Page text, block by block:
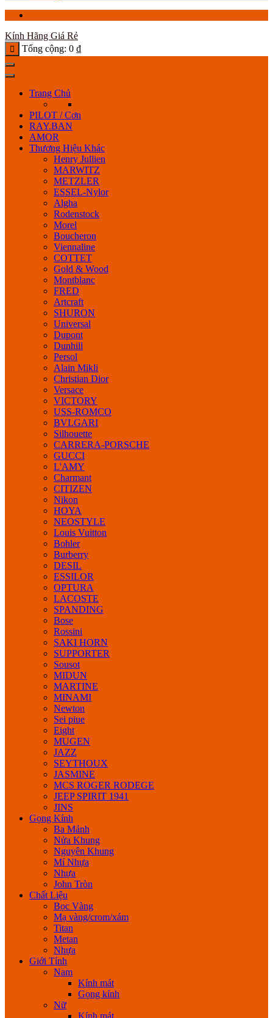
Kính Hãng Giá Rẻ
Tổng cộng: 0 ₫
Trang Chủ
PILOT / Cơn
RAY.BAN
AMOR
Thương Hiệu Khác
Henry Jullien
MARWITZ
METZLER
ESSEL-Nylor
Algha
Rodenstock
Morel
Boucheron
Viennaline
COTTET
Gold & Wood
Montblanc
FRED
Artcraft
SHURON
Universal
Dupont
Dunhill
Persol
Alain Mikli
Christian Dior
Versace
VICTORY
USS-ROMCO
BVLGARI
Silhouette
CARRERA-PORSCHE
GUCCI
L'AMY
Charmant
CITIZEN
Nikon
HOYA
NEOSTYLE
Louis Vuitton
Bohler
Burberry
DESIL
ESSILOR
OPTURA
LACOSTE
SPANDING
Bose
Rossini
SAKI HORN
SUPPORTER
Sousot
MIDUN
MARTINE
MINAMI
Newton
Sei piue
Eight
MUGEN
JAZZ
SEYTHOUX
JASMINE
MCS ROGER RODEGE
JEEP SPIRIT 1941
JINS
Gọng Kính
Ba Mảnh
Nửa Khung
Nguyên Khung
Mí Nhựa
Nhựa
John Tròn
Chất Liệu
Bọc Vàng
Mạ vàng/crom/xám
Titan
Metan
Nhựa
Giới Tính
Nam
Kính mát
Gọng kính
Nữ
Kính mát